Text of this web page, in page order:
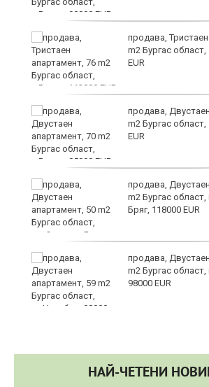
продава,
m2 Бургас
EUR
продава,
m2 Бургас
EUR
продава,
m2 Бургас
Бряг, 118000 EUR
продава,
m2 Бургас област,
98000 EUR
НАЙ-ЧЕТЕНИ